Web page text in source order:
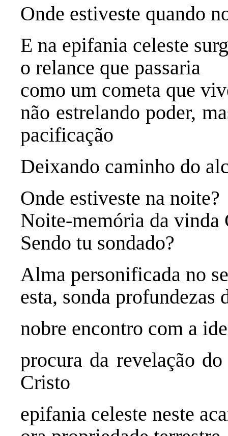
Onde estiveste quando
E na epifania celeste
o relance que passaria
como um cometa que
não estrelando poder,
pacificação
Deixando caminho do
Onde estiveste na noite?
Noite-memória da vinda
Sendo tu sondado?
Alma personificada no
esta, sonda
nobre encontro com a
procura da revelação
Cristo
epifania celeste neste